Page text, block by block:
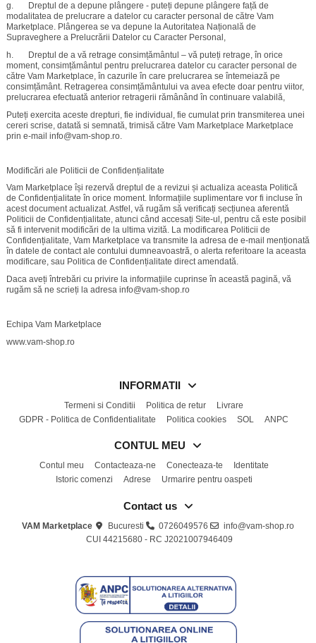
g. Dreptul de a depune plângere - puteți depune plângere față de
modalitatea de prelucrare a datelor cu caracter personal de către Vam
Marketplace. Plângerea se va depune la Autoritatea Națională de
Supraveghere a Prelucrării Datelor cu Caracter Personal,
h. Dreptul de a vă retrage consimțământul – vă puteți retrage, în orice
moment, consimțământul pentru prelucrarea datelor cu caracter personal de
către Vam Marketplace, în cazurile în care prelucrarea se întemeiază pe
consimțământ. Retragerea consimțământului va avea efecte doar pentru viitor,
prelucrarea efectuată anterior retragerii rămânând în continuare valabilă,
Puteți exercita aceste drepturi, fie individual, fie cumulat prin transmiterea unei
cereri scrise, datată si semnată, trimisă către Vam Marketplace Marketplace
prin e-mail info@vam-shop.ro.
Modificări ale Politicii de Confidențialitate
Vam Marketplace își rezervă dreptul de a revizui și actualiza aceasta Politică
de Confidențialitate în orice moment. Informațiile suplimentare vor fi incluse în
acest document actualizat. Astfel, vă rugăm să verificați secțiunea aferentă
Politicii de Confidențialitate, atunci când accesați Site-ul, pentru că este posibil
să fi intervenit modificări de la ultima vizită. La modificarea Politicii de
Confidențialitate, Vam Marketplace va transmite la adresa de e-mail menționată
în datele de contact ale contului dumneavoastră, o alerta referitoare la aceasta
modificare, sau Politica de Confidențialitate direct amendată.
Daca aveți întrebări cu privire la informațiile cuprinse în această pagină, vă
rugăm să ne scrieți la adresa info@vam-shop.ro
Echipa Vam Marketplace
www.vam-shop.ro
INFORMATII
Termeni si Conditii Politica de retur
Livrare
GDPR - Politica de Confidentialitate
Politica cookies SOL ANPC
CONTUL MEU
Contul meu Contacteaza-ne Conecteaza-te
Identitate
Istoric comenzi
Adrese Urmarire pentru oaspeti
Contact us
VAM Marketplace Bucuresti 0726049576
info@vam-shop.ro
CUI 44215680 - RC J2021007946409